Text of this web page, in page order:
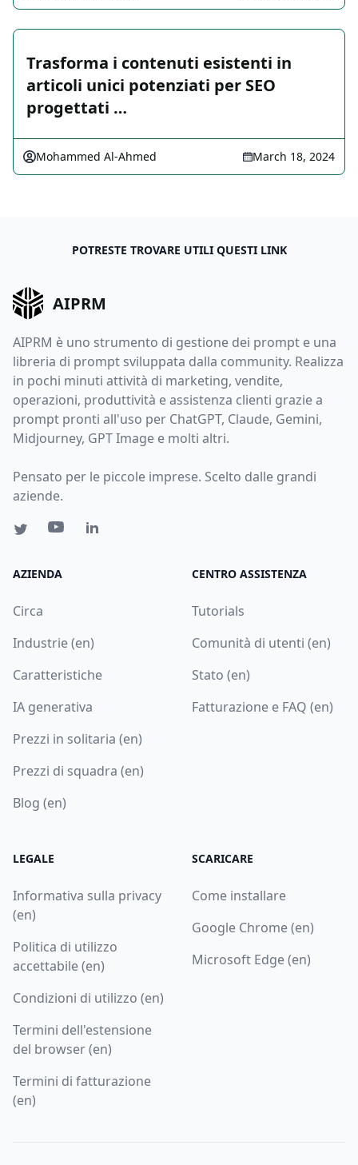
Trasforma i contenuti esistenti in
articoli unici potenziati per SEO
progettati …
Mohammed Al-Ahmed March 18, 2024
POTRESTE TROVARE UTILI QUESTI LINK
AIPRM
AIPRM è uno strumento di gestione dei prompt e una
libreria di prompt sviluppata dalla community. Realizza
in pochi minuti attività di marketing, vendite,
operazioni, produttività e assistenza clienti grazie a
prompt pronti all'uso per ChatGPT, Claude, Gemini,
Midjourney, GPT Image e molti altri.
Pensato per le piccole imprese. Scelto dalle grandi
aziende.
AZIENDA
Circa
Industrie (en)
Caratteristiche
IA generativa
Prezzi in solitaria (en)
Prezzi di squadra (en)
Blog (en)
CENTRO ASSISTENZA
Tutorials
Comunità di utenti (en)
Stato (en)
Fatturazione e FAQ (en)
LEGALE
Informativa sulla privacy
(en)
Politica di utilizzo
accettabile (en)
Condizioni di utilizzo (en)
Termini dell'estensione
del browser (en)
Termini di fatturazione
(en)
SCARICARE
Come installare
Google Chrome (en)
Microsoft Edge (en)